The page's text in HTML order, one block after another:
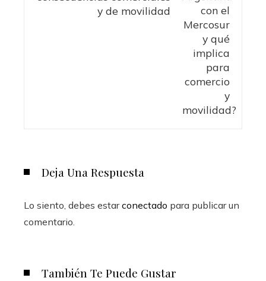
y de movilidad
Deja Una Respuesta
Lo siento, debes estarconectado para publicar un
comentario.
También Te Puede Gustar